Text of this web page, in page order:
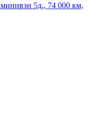
5д., 74 000 км,